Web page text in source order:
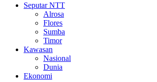
Seputar NTT
Alrosa
Flores
Sumba
Timor
Kawasan
Nasional
Dunia
Ekonomi